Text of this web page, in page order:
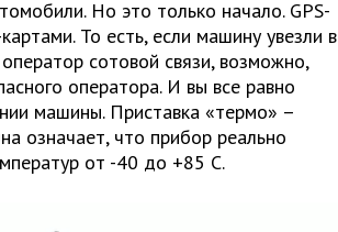
Но это только начало. GPS-
То есть, если машину увезли в
сотовой связи, возможно,
оператора. И вы все равно
машины. Приставка «термо» –
означает, что прибор реально
от -40 до +85 С.